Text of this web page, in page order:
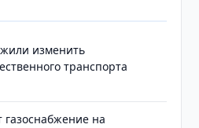
изменить
транспорта
газоснабжение на